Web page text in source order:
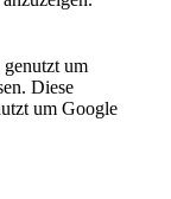
Verarbeitung von
von Nutzern, um